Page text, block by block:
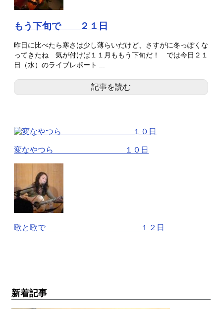
もう下旬で ２１日
昨日に比べたら寒さは少し薄らいだけど、さすがに冬っぽくな
ってきたね 気が付けば１１月ももう下旬だ！ では今日２１
日（水）のライブレポート ...
記事を読む
変なやつら １０日
歌と歌で １２日
新着記事